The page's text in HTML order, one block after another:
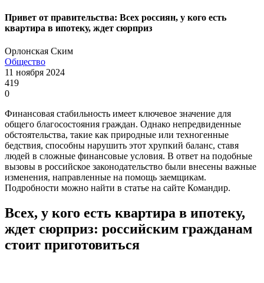
Привет от правительства: Всех россиян, у кого есть
квартира в ипотеку, ждет сюрприз
Орлонская Ским
Общество
11 ноября 2024
419
0
Финансовая стабильность имеет ключевое значение для
общего благосостояния граждан. Однако непредвиденные
обстоятельства, такие как природные или техногенные
бедствия, способны нарушить этот хрупкий баланс, ставя
людей в сложные финансовые условия. В ответ на подобные
вызовы в российское законодательство были внесены важные
изменения, направленные на помощь заемщикам.
Подробности можно найти в статье на сайте Командир.
Всех, у кого есть квартира в ипотеку,
ждет сюрприз: российским гражданам
стоит приготовиться